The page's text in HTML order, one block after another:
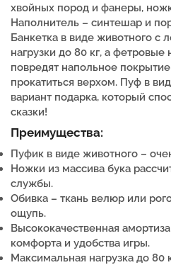
хвойных пород и фанеры,
Наполнитель – синтешар и
Банкетка в виде животного с
нагрузки до 80 кг, а
повредят напольное
прокатиться верхом. Пуф в
вариант подарка, который
сказки!
Преимущества:
Пуфик в виде животного –
Ножки из массива бука
службы.
Обивка – ткань велюр или
ощупь.
Высококачественная
комфорта и удобства игры.
Максимальная нагрузка до 80